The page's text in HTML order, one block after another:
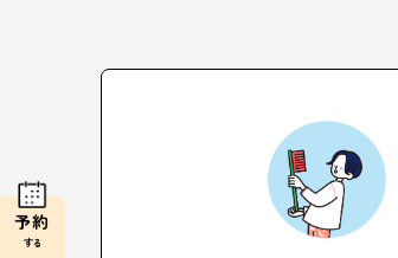
予約
する